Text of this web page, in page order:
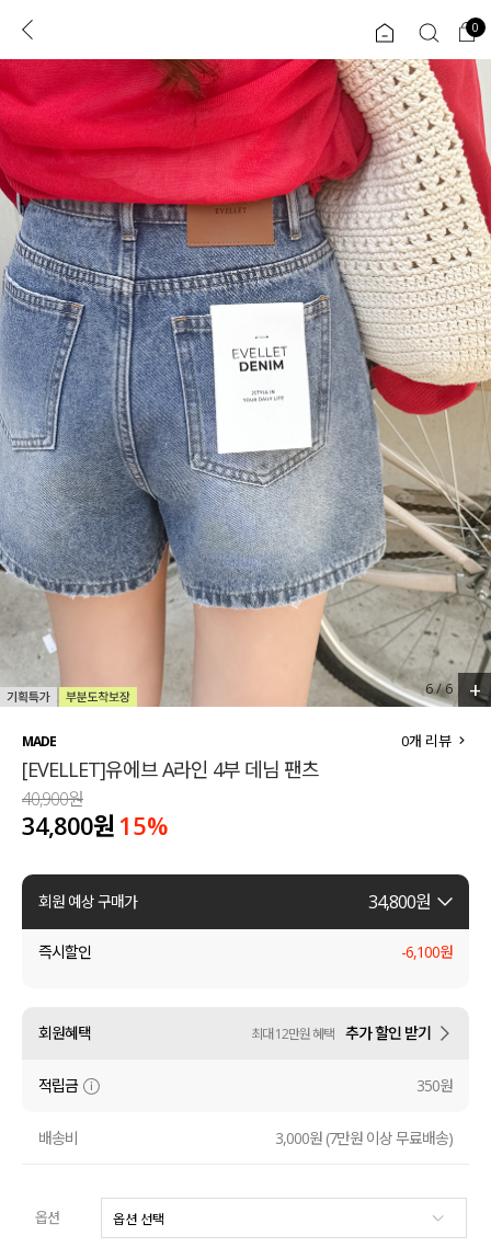
로그인 0
ENG
TW
JP
콘텐츠 리뷰 & 혜택 플러스핏 회원혜택 입
CATEGORY COMMUNITY
도착보장⚡
인플루언서 pick!
신상 5%
베스트
MADE
세트할인 ~30%
하객룩
살안타템
티셔츠
팬츠
셔츠
원피스
액티브
아우터
코디템
ALL
익스클루시브
아우터
니트
블라우스
원피스
언더웨어
0
6/6 +
MADE
[EVELLET]유에브 A라인 4부 데님 팬츠
0개 리뷰
40,900원
34,800원 15%
회원 예상 구매가 34,800원
즉시할인 -6,100원
회원혜택 최대 12만원 혜택 추가 할인 받기
적립금 350원
배송비 3,000원 (7만원 이상 무료배송)
옵션